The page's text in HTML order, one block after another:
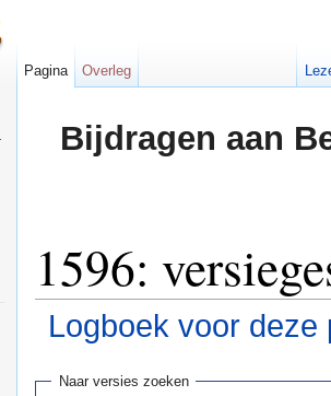
Bijdragen aan
1596:
Logboek voor deze
Naar versies zoeken
Pagina Overleg